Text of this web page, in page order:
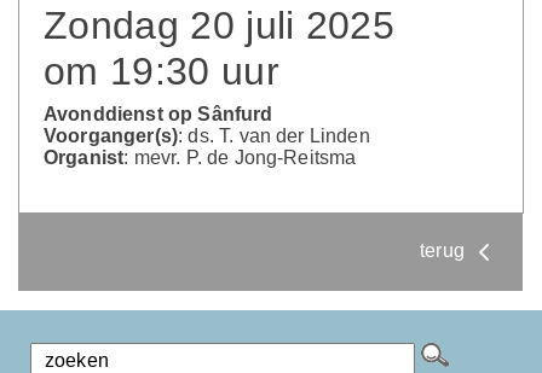
Zondag 20 juli 2025
om 19:30 uur
Avonddienst op Sânfurd
Voorganger(s): ds. T. van der Linden
Organist: mevr. P. de Jong-Reitsma
terug